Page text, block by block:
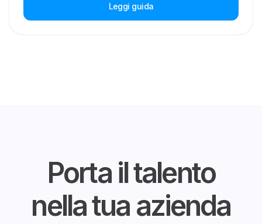
Leggi guida
Porta il talento
nella tua azienda